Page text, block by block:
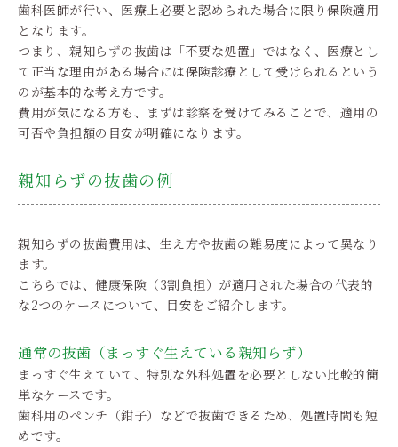
歯科医師が行い、医療上必要と認められた場合に限り保険適用
となります。
つまり、親知らずの抜歯は「不要な処置」ではなく、医療とし
て正当な理由がある場合には保険診療として受けられるという
のが基本的な考え方です。
費用が気になる方も、まずは診察を受けてみることで、適用の
可否や負担額の目安が明確になります。
親知らずの抜歯の例
親知らずの抜歯費用は、生え方や抜歯の難易度によって異なり
ます。
こちらでは、健康保険（3割負担）が適用された場合の代表的
な2つのケースについて、目安をご紹介します。
通常の抜歯（まっすぐ生えている親知らず）
まっすぐ生えていて、特別な外科処置を必要としない比較的簡
単なケースです。
歯科用のペンチ（鉗子）などで抜歯できるため、処置時間も短
めです。